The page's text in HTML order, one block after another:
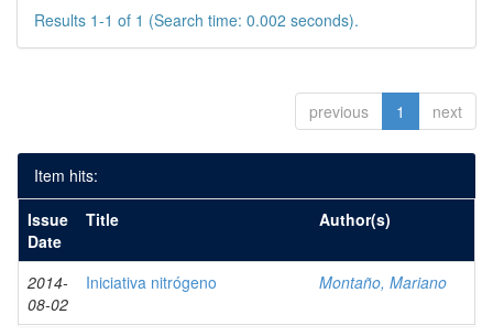
Results 1-1 of 1 (Search time: 0.002 seconds).
previous 1 next
Item hits:
Issue
Date
Title Author(s)
2014-
08-02
Iniciativa nitrógeno Montaño, Mariano